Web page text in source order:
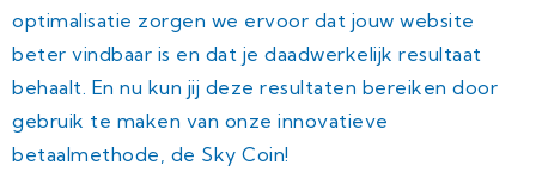
optimalisatie zorgen we ervoor dat jouw website
beter vindbaar is en dat je daadwerkelijk resultaat
behaalt. En nu kun jij deze resultaten bereiken door
gebruik te maken van onze innovatieve
betaalmethode, de Sky Coin!